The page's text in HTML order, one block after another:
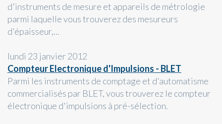
d'instruments de mesure et appareils de métrologie
parmi laquelle vous trouverez des mesureurs
d'épaisseur,...
lundi 23 janvier 2012
Compteur Electronique d'Impulsions - BLET
Parmi les instruments de comptage et d'automatisme
commercialisés par BLET, vous trouverez le compteur
électronique d'impulsions à pré-sélection.